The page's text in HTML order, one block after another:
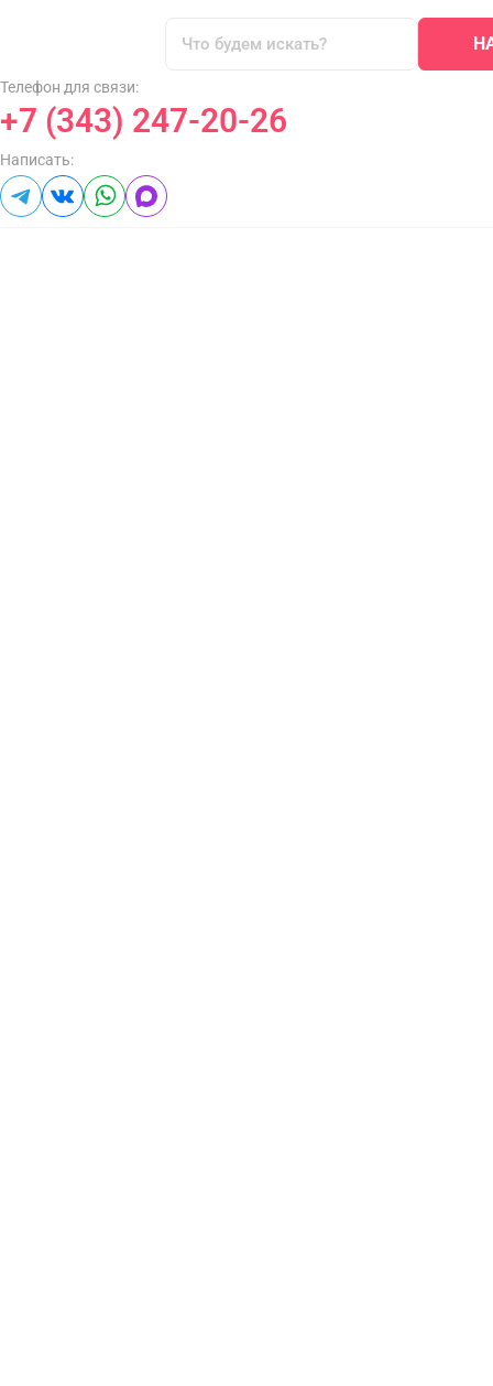
Телефон для связи:
+7 (343) 247-20-26
Написать: